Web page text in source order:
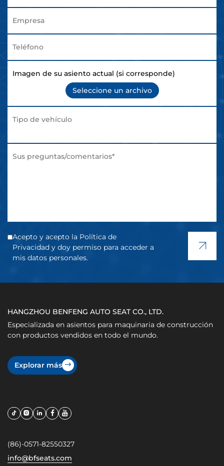
Imagen de su asiento actual (si corresponde)
Seleccione un archivo
Acepto y acepto la Política de
Privacidad y doy permiso para acceder a
mis datos personales.
HANGZHOU BENFENG AUTO SEAT CO., LTD.
Especializada en asientos para maquinaria de construcción
con productos vendidos en todo el mundo.
Explorar más
(86)-0571-82550327
info@bfseats.com